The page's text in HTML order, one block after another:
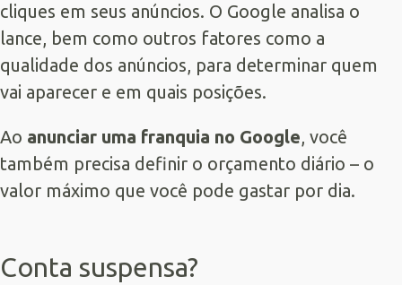
cliques em seus anúncios. O Google analisa o
lance, bem como outros fatores como a
qualidade dos anúncios, para determinar quem
vai aparecer e em quais posições.
Ao anunciar uma franquia no Google, você
também precisa definir o orçamento diário – o
valor máximo que você pode gastar por dia.
Conta suspensa?